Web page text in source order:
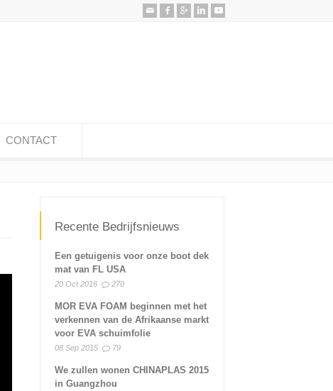
CONTACT
Recente Bedrijfsnieuws
Een getuigenis voor onze boot dek
mat van FL USA
20 Oct 2016 270
MOR EVA FOAM beginnen met het
verkennen van de Afrikaanse markt
voor EVA schuimfolie
08 Sep 2015 79
We zullen wonen CHINAPLAS 2015
in Guangzhou